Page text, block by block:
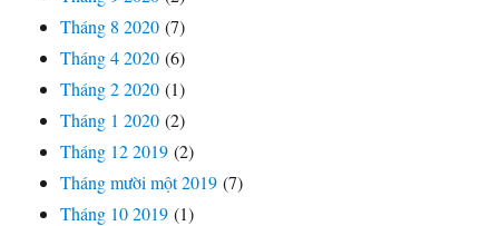
Tháng 8 2020 (7)
Tháng 4 2020 (6)
Tháng 2 2020 (1)
Tháng 1 2020 (2)
Tháng 12 2019 (2)
Tháng mười một 2019 (7)
Tháng 10 2019 (1)